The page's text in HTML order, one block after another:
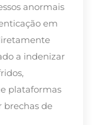
anormais
em
a indenizar
plataformas
brechas de